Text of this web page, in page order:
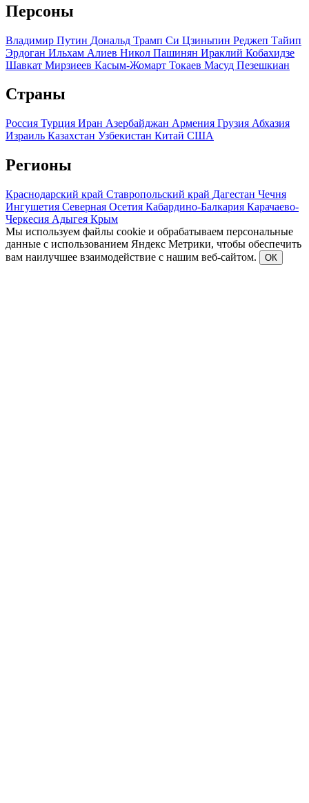
Персоны
Владимир Путин Дональд Трамп Си Цзиньпин Реджеп Тайип
Эрдоган Ильхам Алиев Никол Пашинян Ираклий Кобахидзе
Шавкат Мирзиеев Касым-Жомарт Токаев Масуд Пезешкиан
Страны
Россия Турция Иран Азербайджан Армения Грузия Абхазия
Израиль Казахстан Узбекистан Китай США
Регионы
Краснодарский край Ставропольский край Дагестан Чечня
Ингушетия Северная Осетия Кабардино-Балкария Карачаево-
Черкесия Адыгея Крым
Мы используем файлы cookie и обрабатываем персональные
данные с использованием Яндекс Метрики, чтобы обеспечить
вам наилучшее взаимодействие с нашим веб-сайтом.
ОК